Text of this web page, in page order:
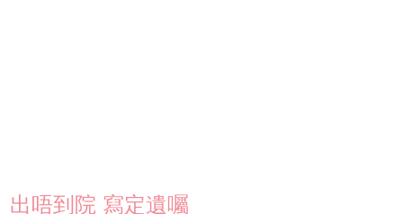
出唔到院 寫定遺囑